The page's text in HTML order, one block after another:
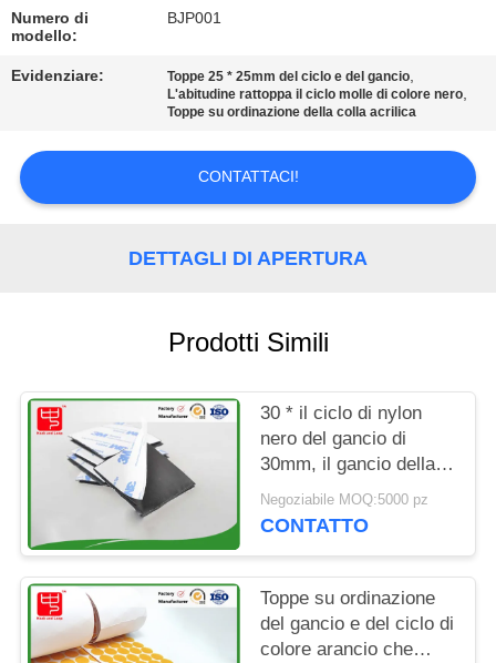
CONTATTACI
CHIEDI UN
POLITICA
SULLA
PRIVACY
Numero di
modello:
BJP001
Evidenziare: Toppe 25 * 25mm del ciclo e del gancio,
L'abitudine rattoppa il ciclo molle di colore nero,
Toppe su ordinazione della colla acrilica
CONTATTACI!
DETTAGLI DI APERTURA
Prodotti Simili
30 * il ciclo di nylon
nero del gancio di
30mm, il gancio della
colla ed il freddo
appiccicoso dei punti
Negoziabile MOQ:5000 pz
CONTATTO
Toppe su ordinazione
del gancio e del ciclo di
colore arancio che